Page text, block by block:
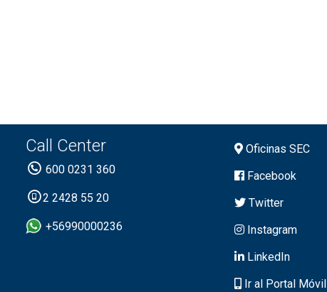
Call Center
600 0231 360
2 2428 55 20
+56990000236
Oficinas SEC
Facebook
Twitter
Instagram
LinkedIn
Ir al Portal Móvil